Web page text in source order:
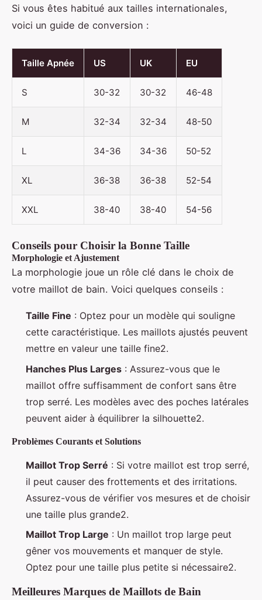
Si vous êtes habitué aux tailles internationales,
voici un guide de conversion :
Taille Apnée US UK EU
S 30-32 30-32 46-48
M 32-34 32-34 48-50
L 34-36 34-36 50-52
XL 36-38 36-38 52-54
XXL 38-40 38-40 54-56
Conseils pour Choisir la Bonne Taille
Morphologie et Ajustement
La morphologie joue un rôle clé dans le choix de
votre maillot de bain. Voici quelques conseils :
Taille Fine : Optez pour un modèle qui souligne
cette caractéristique. Les maillots ajustés peuvent
mettre en valeur une taille fine2.
Hanches Plus Larges : Assurez-vous que le
maillot offre suffisamment de confort sans être
trop serré. Les modèles avec des poches latérales
peuvent aider à équilibrer la silhouette2.
Problèmes Courants et Solutions
Maillot Trop Serré : Si votre maillot est trop serré,
il peut causer des frottements et des irritations.
Assurez-vous de vérifier vos mesures et de choisir
une taille plus grande2.
Maillot Trop Large : Un maillot trop large peut
gêner vos mouvements et manquer de style.
Optez pour une taille plus petite si nécessaire2.
Meilleures Marques de Maillots de Bain